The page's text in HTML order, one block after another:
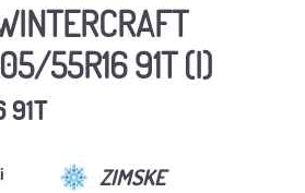
55R16 91T (I)
91T
ZIMSKE